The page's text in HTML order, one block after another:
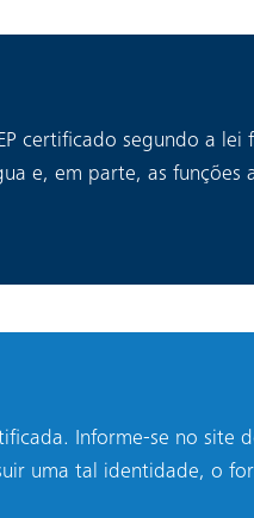
certificado segundo a
e, em parte, as funções
Informe-se no site
uma tal identidade, o